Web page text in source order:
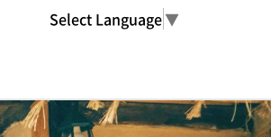
Select Language▼